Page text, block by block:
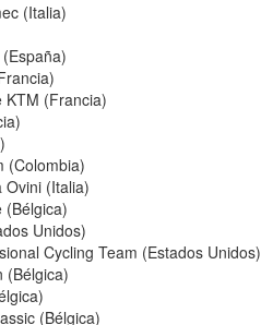
(Italia)
KTM (Francia)
(Colombia)
Ovini (Italia)
(Bélgica)
Unidos)
Cycling Team (Estados Unidos)
(Bélgica)
(Bélgica)